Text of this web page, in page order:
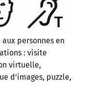
personnes en
: visite
virtuelle,
d’images, puzzle,